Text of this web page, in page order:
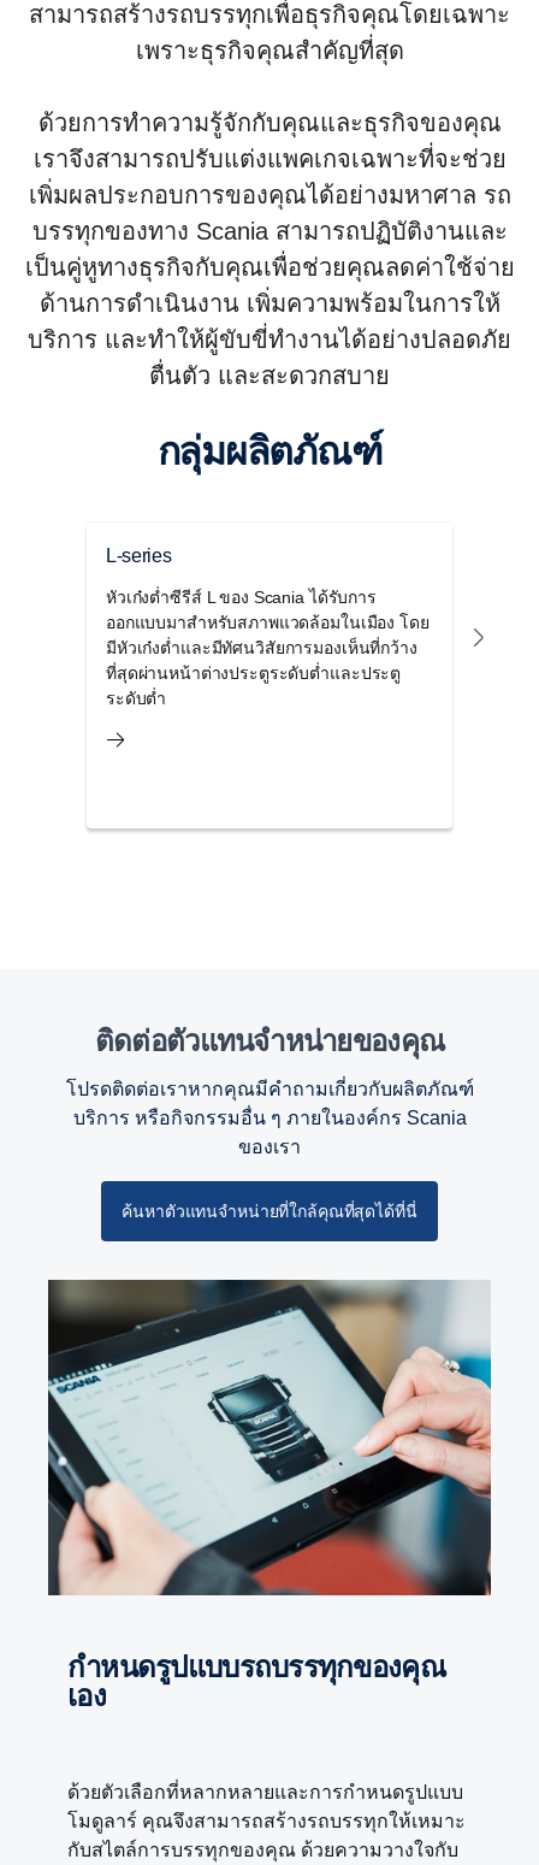
สามารถสร้างรถบรรทุกเพื่อธุรกิจคุณโดยเฉพาะ
เพราะธุรกิจคุณสำคัญที่สุด
ด้วยการทำความรู้จักกับคุณและธุรกิจของคุณ
เราจึงสามารถปรับแต่งแพคเกจเฉพาะที่จะช่วย
เพิ่มผลประกอบการของคุณได้อย่างมหาศาล รถ
บรรทุกของทาง Scania สามารถปฏิบัติงานและ
เป็นคู่หูทางธุรกิจกับคุณเพื่อช่วยคุณลดค่าใช้จ่าย
ด้านการดำเนินงาน เพิ่มความพร้อมในการให้
บริการ และทำให้ผู้ขับขี่ทำงานได้อย่างปลอดภัย
ตื่นตัว และสะดวกสบาย
กลุ่มผลิตภัณฑ์
L-series
หัวเก๋งต่ำซีรีส์ L ของ Scania ได้รับการ
ออกแบบมาสำหรับสภาพแวดล้อมในเมือง โดย
มีหัวเก๋งต่ำและมีทัศนวิสัยการมองเห็นที่กว้าง
ที่สุดผ่านหน้าต่างประตูระดับต่ำและประตู
ระดับต่ำ
ติดต่อตัวแทนจำหน่ายของคุณ
โปรดติดต่อเราหากคุณมีคำถามเกี่ยวกับผลิตภัณฑ์
บริการ หรือกิจกรรมอื่น ๆ ภายในองค์กร Scania
ของเรา
ค้นหาตัวแทนจำหน่ายที่ใกล้คุณที่สุดได้ที่นี่
กำหนดรูปแบบรถบรรทุกของคุณ
เอง
ด้วยตัวเลือกที่หลากหลายและการกำหนดรูปแบบ
โมดูลาร์ คุณจึงสามารถสร้างรถบรรทุกให้เหมาะ
กับสไตล์การบรรทุกของคุณ ด้วยความวางใจกับ